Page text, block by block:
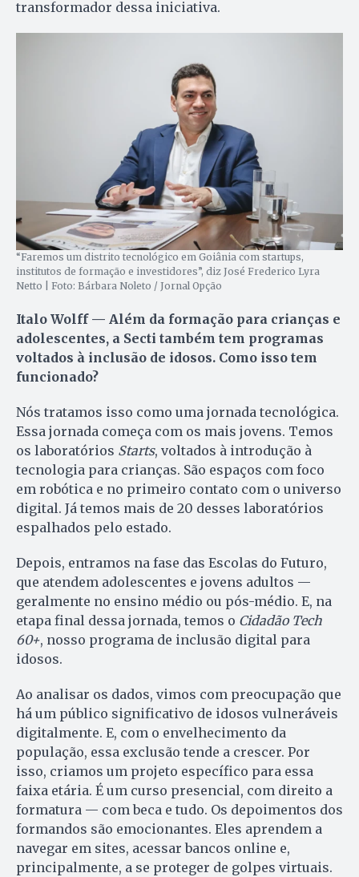
transformador dessa iniciativa.
“Faremos um distrito tecnológico em Goiânia com startups,
institutos de formação e investidores”, diz José Frederico Lyra
Netto | Foto: Bárbara Noleto / Jornal Opção
Italo Wolff — Além da formação para crianças e
adolescentes, a Secti também tem programas
voltados à inclusão de idosos. Como isso tem
funcionado?
Nós tratamos isso como uma jornada tecnológica.
Essa jornada começa com os mais jovens. Temos
os laboratórios Starts, voltados à introdução à
tecnologia para crianças. São espaços com foco
em robótica e no primeiro contato com o universo
digital. Já temos mais de 20 desses laboratórios
espalhados pelo estado.
Depois, entramos na fase das Escolas do Futuro,
que atendem adolescentes e jovens adultos —
geralmente no ensino médio ou pós-médio. E, na
etapa final dessa jornada, temos o Cidadão Tech
60+, nosso programa de inclusão digital para
idosos.
Ao analisar os dados, vimos com preocupação que
há um público significativo de idosos vulneráveis
digitalmente. E, com o envelhecimento da
população, essa exclusão tende a crescer. Por
isso, criamos um projeto específico para essa
faixa etária. É um curso presencial, com direito a
formatura — com beca e tudo. Os depoimentos dos
formandos são emocionantes. Eles aprendem a
navegar em sites, acessar bancos online e,
principalmente, a se proteger de golpes virtuais.